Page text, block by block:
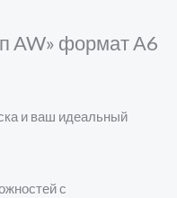
AW» формат А6
и ваш идеальный
с